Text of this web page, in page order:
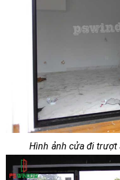
Hình ảnh cửa đi trượt